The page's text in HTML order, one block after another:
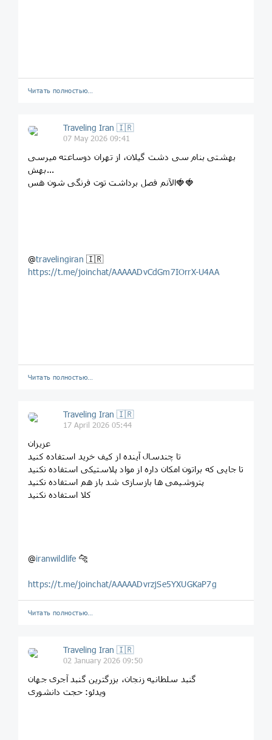
Читать полностью…
Traveling Iran 🇮🇷
07 May 2026 09:41
بهشتی بنام سی دشت گیلان، از تهران دوساعته میرسی
بهش...
الآنم فصل برداشت توت فرنگی شون هس🍓🍓
@travelingiran 🇮🇷
https://t.me/joinchat/AAAAADvCdGm7IOrrX-U4AA
Читать полностью…
Traveling Iran 🇮🇷
17 April 2026 05:44
‏عزیزان
تا چندسال آینده از کیف خرید استفاده کنید
تا جایی که براتون امکان داره از مواد پلاستیکی استفاده نکنید
پتروشیمی ها بازسازی شد باز هم استفاده نکنید
کلا استفاده نکنید
@iranwildlife 🐆
https://t.me/joinchat/AAAAADvrzjSe5YXUGKaP7g
Читать полностью…
Traveling Iran 🇮🇷
02 January 2026 09:50
گنبد سلطانیه زنجان، بزرگترین گنبد آجری جهان
ویدئو: حجت دانشوری